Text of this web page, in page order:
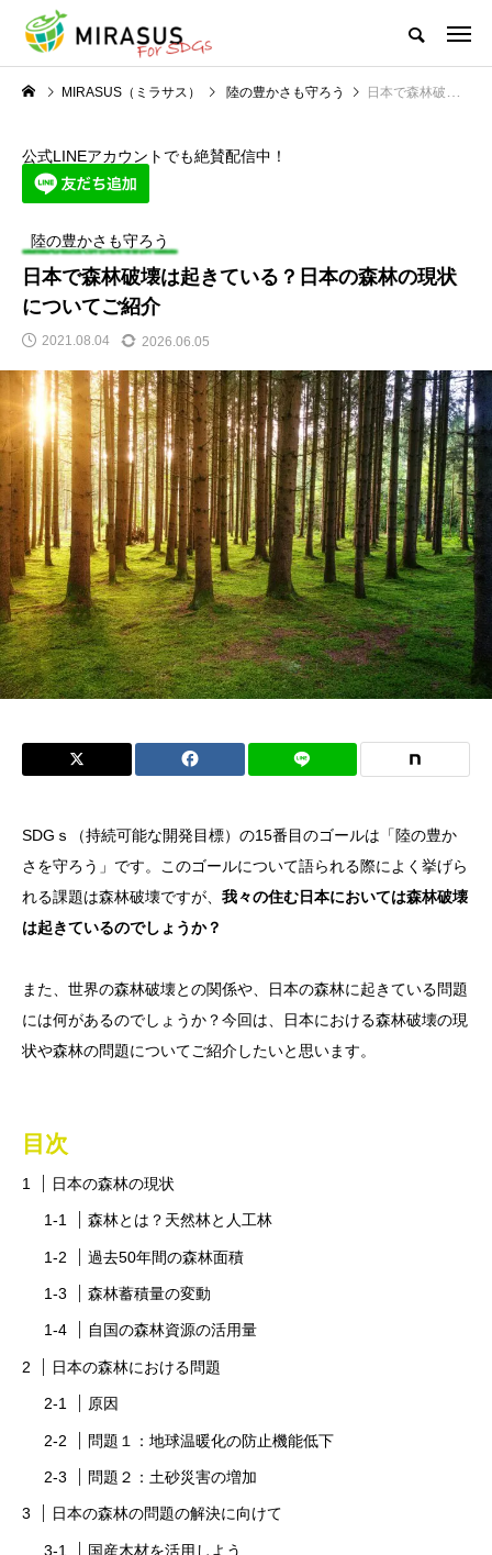
MIRASUS（ミラサス） 陸の豊かさも守ろう 日本で森林破壊は起きている？日本の森林の現状についてご紹介
公式LINEアカウントでも絶賛配信中！
陸の豊かさも守ろう
日本で森林破壊は起きている？日本の森林の現状
についてご紹介
2021.08.04 2026.06.05
SDGｓ（持続可能な開発目標）の15番目のゴールは「陸の豊か
さを守ろう」です。このゴールについて語られる際によく挙げら
れる課題は森林破壊ですが、 我々の住む日本においては森林破壊
は起きているのでしょうか？
また、世界の森林破壊との関係や、日本の森林に起きている問題
には何があるのでしょうか？今回は、日本における森林破壊の現
状や森林の問題についてご紹介したいと思います。
目次
日本の森林の現状
森林とは？天然林と人工林
過去50年間の森林面積
森林蓄積量の変動
自国の森林資源の活用量
日本の森林における問題
原因
問題１：地球温暖化の防止機能低下
問題２：土砂災害の増加
日本の森林の問題の解決に向けて
国産木材を活用しよう